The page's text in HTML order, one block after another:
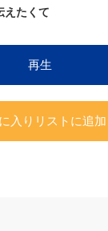
曲・ランキングな
最新情報をチェック
えたくて
再生
入りリストに追加